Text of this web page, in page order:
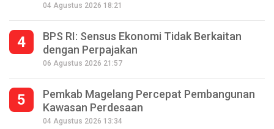
04 Agustus 2026 18:21
4
BPS RI: Sensus Ekonomi Tidak Berkaitan
dengan Perpajakan
06 Agustus 2026 21:57
5
Pemkab Magelang Percepat Pembangunan
Kawasan Perdesaan
04 Agustus 2026 13:34
Seperempat Abad Perhelatan Festival